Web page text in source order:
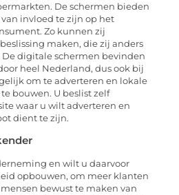
De schermen bieden
invloed te zijn op het
Zo kunnen zij
maken, die zij anders
digitale schermen bevinden
heel Nederland, dus ook bij
om te adverteren en lokale
bouwen. U beslist zelf
waar u wilt adverteren en
dient te zijn.
en wilt u daarvoor
opbouwen, om meer klanten
bewust te maken van